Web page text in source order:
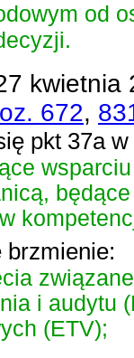
od
kwietnia
672,
pkt 37a
brzmienie:
i audytu
(ETV);